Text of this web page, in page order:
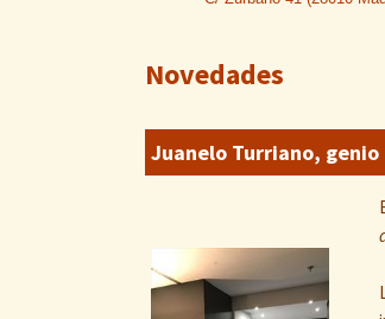
Novedades
Juanelo Turriano,